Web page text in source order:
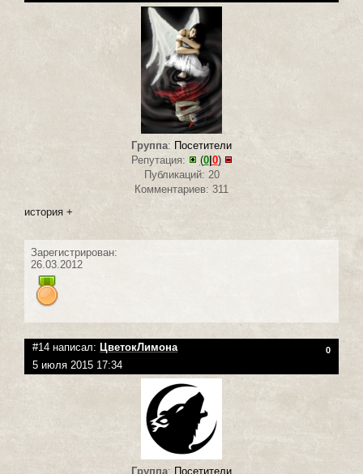
Группа: Посетители
Репутация:
(0| 0)
Публикаций: 20
Комментариев: 311
история +
Зарегистрирован:
26.03.2012
#14 написал: ЦветокЛимона 0
5 июля 2015 17:34
Группа: Посетители